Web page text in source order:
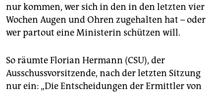
veranstaltungen
shop
unterstützen
abo
nur kommen, wer sich in den in den letzten vier
Wochen Augen und Ohren zugehalten hat – oder
wer partout eine Ministerin schützen will.
So räumte Florian Hermann (CSU), der
Ausschussvorsitzende, nach der letzten Sitzung
nur ein: „Die Entscheidungen der Ermittler von